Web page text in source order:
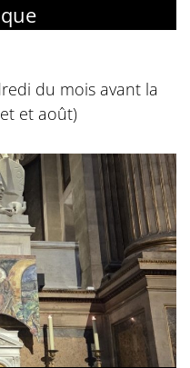
du mois avant la
et août)